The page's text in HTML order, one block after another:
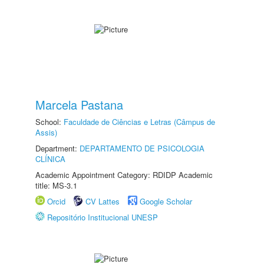
Marcela Pastana
School: Faculdade de Ciências e Letras (Câmpus de
Assis)
Department: DEPARTAMENTO DE PSICOLOGIA
CLÍNICA
Academic Appointment Category: RDIDP Academic
title: MS-3.1
Orcid
CV Lattes
Google Scholar
Repositório Institucional UNESP